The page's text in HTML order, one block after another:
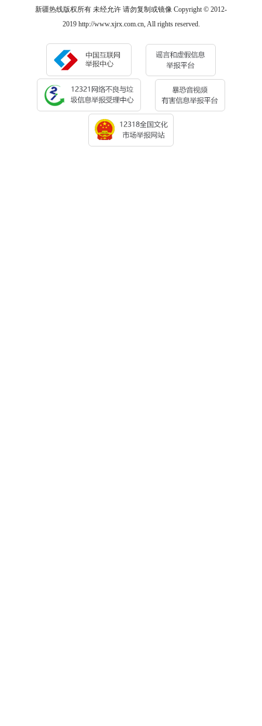
新疆热线版权所有 未经允许 请勿复制或镜像 Copyright © 2012-
2019 http://www.xjrx.com.cn, All rights reserved.